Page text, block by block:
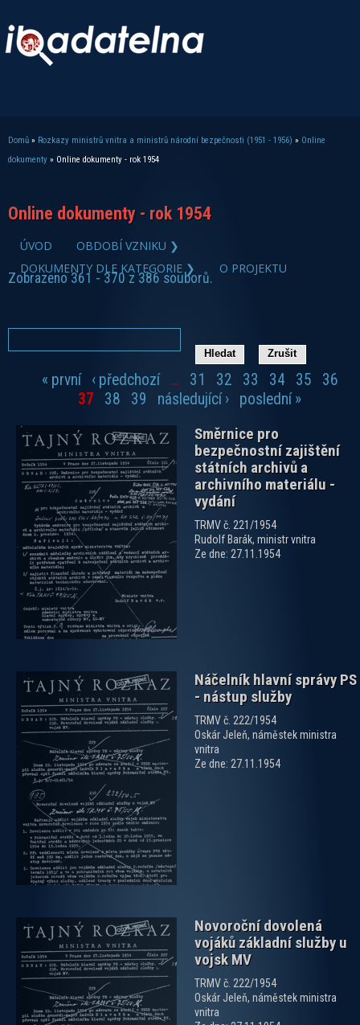
Jste zde
Domů » Rozkazy ministrů vnitra a ministrů národní bezpečnosti (1951 - 1956) » Online
dokumenty » Online dokumenty - rok 1954
Online dokumenty - rok 1954
ÚVOD
OBDOBÍ VZNIKU ❯
DOKUMENTY DLE KATEGORIE ❯
O PROJEKTU
Zobrazeno 361 - 370 z 386 souborů.
Stránky
« první ‹ předchozí … 31 32 33 34 35
36
37
38 39 následující ›
poslední »
Směrnice pro
bezpečnostní zajištění
státních archivů a
archivního materiálu -
vydání
TRMV č. 221/1954
Rudolf Barák, ministr vnitra
Ze dne: 27.11.1954
Náčelník hlavní správy PS
- nástup služby
TRMV č. 222/1954
Oskár Jeleň, náměstek ministra
vnitra
Ze dne: 27.11.1954
zobrazit PDF dokument
Novoroční dovolená
vojáků základní služby u
vojsk MV
TRMV č. 222/1954
Oskár Jeleň, náměstek ministra
vnitra
zobrazit PDF dokument